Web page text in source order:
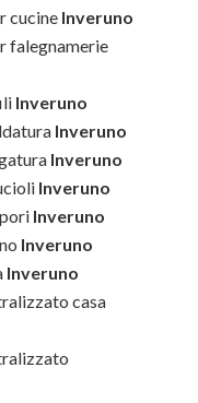
cucine Inveruno
falegnamerie
Inveruno
Inveruno
Inveruno
Inveruno
Inveruno
Inveruno
Inveruno
casa